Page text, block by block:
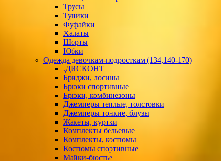
Трусы
Туники
Фуфайки
Халаты
Шорты
Юбки
Одежда девочкам-подросткам (134,140-170)
.ДИСКОНТ
Бриджи, лосины
Брюки спортивные
Брюки, комбинезоны
Джемперы теплые, толстовки
Джемперы тонкие, блузы
Жакеты, куртки
Комплекты бельевые
Комплекты, костюмы
Костюмы спортивные
Майки-бюстье